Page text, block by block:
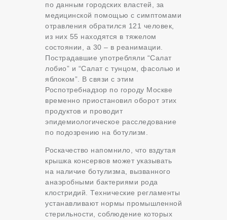
по данным городских властей, за
медицинской помощью с симптомами
отравления обратился 121 человек,
из них 55 находятся в тяжелом
состоянии, а 30 – в реанимации.
Пострадавшие употребляли “Салат
лобио” и “Салат с тунцом, фасолью и
яблоком”. В связи с этим
Роспотребнадзор по городу Москве
временно приостановил оборот этих
продуктов и проводит
эпидемиологическое расследование
по подозрению на ботулизм.
Роскачество напомнило, что вздутая
крышка консервов может указывать
на наличие ботулизма, вызванного
анаэробными бактериями рода
клостридий. Технические регламенты
устанавливают нормы промышленной
стерильности, соблюдение которых